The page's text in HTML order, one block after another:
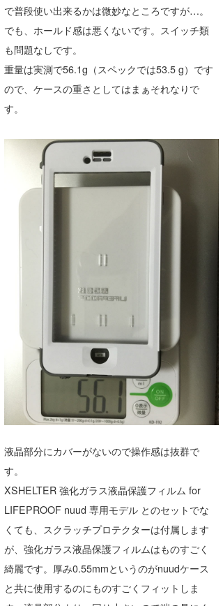
で普段使い出来るかは微妙なところですが…。
でも、ホールド感は悪くないです。スイッチ類
も問題なしです。
重量は実測で56.1g（スペックでは53.5 g）です
ので、ケースの重さとしてはまぁそれなりで
す。
液晶部分にカバーがないので操作感は抜群で
す。
XSHELTER 強化ガラス液晶保護フィルム for
LIFEPROOF nuud 専用モデル とのセットでな
くても、スクラッチプロテクターは付属します
が、強化ガラス液晶保護フィルムはものすごく
綺麗です。厚み0.55mmというのがnuudケース
と共に使用するのにものすごくフィットしま